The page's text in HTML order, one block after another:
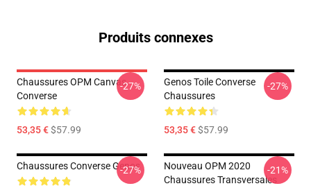
Produits connexes
Chaussures OPM Canvas
Converse
53,35 €$57.99
-27%
Genos Toile Converse
Chaussures
53,35 €$57.99
-27%
Chaussures Converse Genos
-27%
Nouveau OPM 2020
Chaussures Transversales
-21%